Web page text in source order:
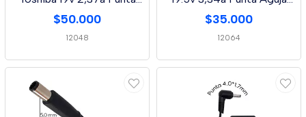
5.5 * 2.5 Mm
$50.000
12048
7,4 * 5,0 Mm
$35.000
12064